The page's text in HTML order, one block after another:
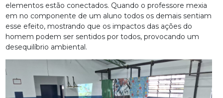
elementos estão conectados. Quando o professore mexia
em no componente de um aluno todos os demais sentiam
esse efeito, mostrando que os impactos das ações do
homem podem ser sentidos por todos, provocando um
desequilíbrio ambiental.